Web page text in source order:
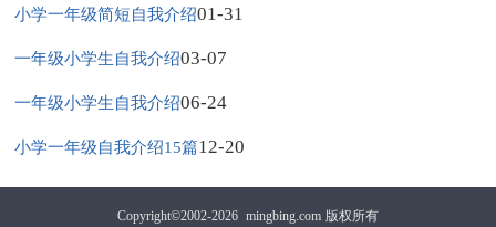
小学一年级简短自我介绍01-31
一年级小学生自我介绍03-07
一年级小学生自我介绍06-24
小学一年级自我介绍15篇12-20
Copyright©2002-2026 mingbing.com 版权所有